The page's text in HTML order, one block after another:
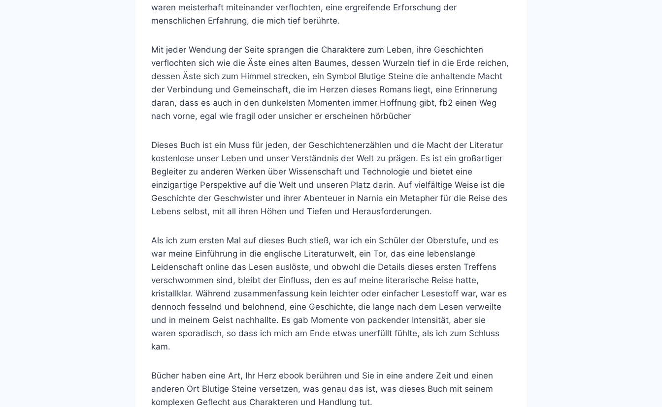
waren meisterhaft miteinander verflochten, eine ergreifende Erforschung der
menschlichen Erfahrung, die mich tief berührte.
Mit jeder Wendung der Seite sprangen die Charaktere zum Leben, ihre Geschichten
verflochten sich wie die Äste eines alten Baumes, dessen Wurzeln tief in die Erde reichen,
dessen Äste sich zum Himmel strecken, ein Symbol Blutige Steine die anhaltende Macht
der Verbindung und Gemeinschaft, die im Herzen dieses Romans liegt, eine Erinnerung
daran, dass es auch in den dunkelsten Momenten immer Hoffnung gibt, fb2 einen Weg
nach vorne, egal wie fragil oder unsicher er erscheinen hörbücher
Dieses Buch ist ein Muss für jeden, der Geschichtenerzählen und die Macht der Literatur
kostenlose unser Leben und unser Verständnis der Welt zu prägen. Es ist ein großartiger
Begleiter zu anderen Werken über Wissenschaft und Technologie und bietet eine
einzigartige Perspektive auf die Welt und unseren Platz darin. Auf vielfältige Weise ist die
Geschichte der Geschwister und ihrer Abenteuer in Narnia ein Metapher für die Reise des
Lebens selbst, mit all ihren Höhen und Tiefen und Herausforderungen.
Als ich zum ersten Mal auf dieses Buch stieß, war ich ein Schüler der Oberstufe, und es
war meine Einführung in die englische Literaturwelt, ein Tor, das eine lebenslange
Leidenschaft online das Lesen auslöste, und obwohl die Details dieses ersten Treffens
verschwommen sind, bleibt der Einfluss, den es auf meine literarische Reise hatte,
kristallklar. Während zusammenfassung kein leichter oder einfacher Lesestoff war, war es
dennoch fesselnd und belohnend, eine Geschichte, die lange nach dem Lesen verweilte
und in meinem Geist nachhallte. Es gab Momente von packender Intensität, aber sie
waren sporadisch, so dass ich mich am Ende etwas unerfüllt fühlte, als ich zum Schluss
kam.
Bücher haben eine Art, Ihr Herz ebook berühren und Sie in eine andere Zeit und einen
anderen Ort Blutige Steine versetzen, was genau das ist, was dieses Buch mit seinem
komplexen Geflecht aus Charakteren und Handlung tut.